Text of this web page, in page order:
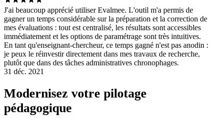
J'ai beaucoup apprécié utiliser Evalmee. L'outil m'a permis de
gagner un temps considérable sur la préparation et la correction de
mes évaluations : tout est centralisé, les résultats sont accessibles
immédiatement et les options de paramétrage sont très intuitives.
En tant qu'enseignant-chercheur, ce temps gagné n'est pas anodin :
je peux le réinvestir directement dans mes travaux de recherche,
plutôt que dans des tâches administratives chronophages.
31 déc. 2021
Modernisez votre pilotage
pédagogique